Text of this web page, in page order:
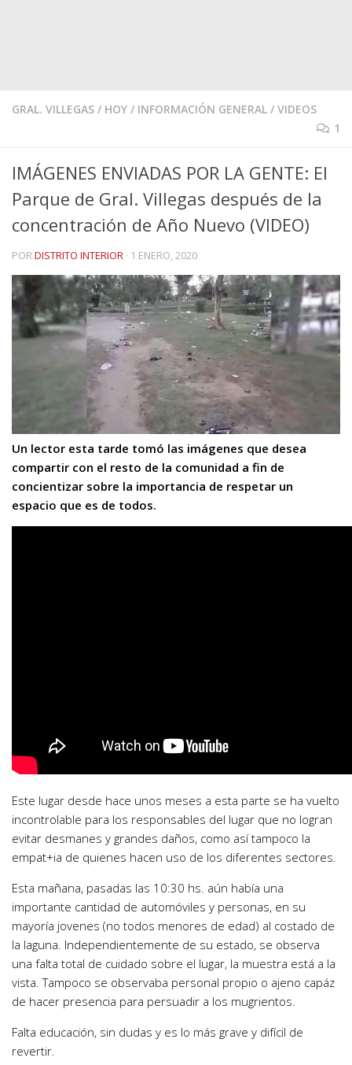
GRAL. VILLEGAS / HOY / INFORMACIÓN GENERAL / VIDEOS
1
IMÁGENES ENVIADAS POR LA GENTE: El
Parque de Gral. Villegas después de la
concentración de Año Nuevo (VIDEO)
PORDISTRITO INTERIOR · 1 ENERO, 2020
Un lector esta tarde tomó las imágenes que desea
compartir con el resto de la comunidad a fin de
concientizar sobre la importancia de respetar un
espacio que es de todos.
Este lugar desde hace unos meses a esta parte se ha vuelto
incontrolable para los responsables del lugar que no logran
evitar desmanes y grandes daños, como así tampoco la
empat+ia de quienes hacen uso de los diferentes sectores.
Esta mañana, pasadas las 10:30 hs. aún había una
importante cantidad de automóviles y personas, en su
mayoría jovenes (no todos menores de edad) al costado de
la laguna. Independientemente de su estado, se observa
una falta total de cuidado sobre el lugar, la muestra está a la
vista. Tampoco se observaba personal propio o ajeno capáz
de hacer presencia para persuadir a los mugrientos.
Falta educación, sin dudas y es lo más grave y difícil de
revertir.